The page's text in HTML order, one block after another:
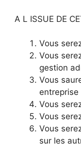
A L ISSUE DE
Vous
Vous
gestion
Vous
Vous
Vous
Vous
sur les